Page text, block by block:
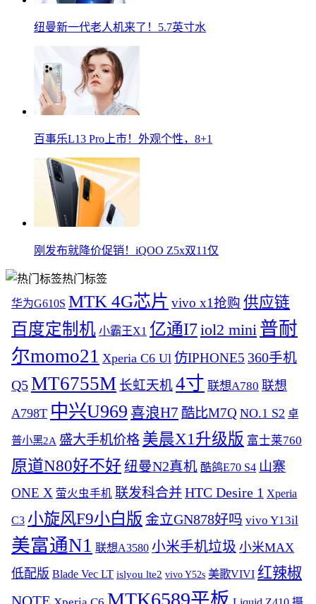
纽曼新一代老人机来了！5.7英寸水
百事乐L13 Pro上市！外观个性，8+1
刚发布就降价促销！iQOO Z5x双11仅
热门标签
华为G610S MTK 4G芯片 vivo x1抢购 供应链
百度定制机 小霸王X1 亿通I7iol2 mini 普耐
尔momo21 Xperia C6 Ul 仿IPHONE5 360手机
Q5MT6755M 长虹天机4寸 联想A780 联想
A798T 中兴U969 喜浪H7 酷比M7Q NO.1 S2 卓
普小黑2A 盛大手机价格 美晨X1升级版 富士莱760
原道N80好不好 纽曼N2真机 酷鸽E70 S4 山寨
ONE X 萤火虫手机 联发科合并 HTC Desire 1 Xperia
C3 小旋风F9小白版 金立GN878好吗 vivo Y13il
美富通N1 联想A3580 小米手机垃圾 小米MAX
低配版 Blade Vec LT islyou lte2 vivo Y52s 美歌VIVI 红辣椒